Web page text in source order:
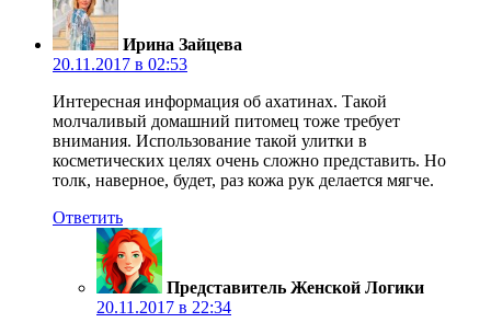
Ирина Зайцева
20.11.2017 в 02:53
Интересная информация об ахатинах. Такой
молчаливый домашний питомец тоже требует
внимания. Использование такой улитки в
косметических целях очень сложно представить. Но
толк, наверное, будет, раз кожа рук делается мягче.
Ответить
Представитель Женской Логики
20.11.2017 в 22:34